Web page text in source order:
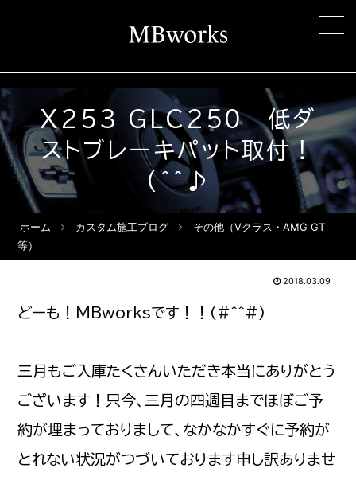
X253 GLC250 低ダ
ストブレーキパット取付！
(^^♪
ホーム カスタム施工ブログ
その他（Vクラス・AMG GT
等）
2018.03.09
どーも！MBworksです！！(#^^#)
三月もご入庫たくさんいただき本当にありがとう
ございます！只今、三月の四週目までほぼご予
約が埋まっておりまして、なかなかすぐに予約が
とれない状況がつづいております申し訳ありませ